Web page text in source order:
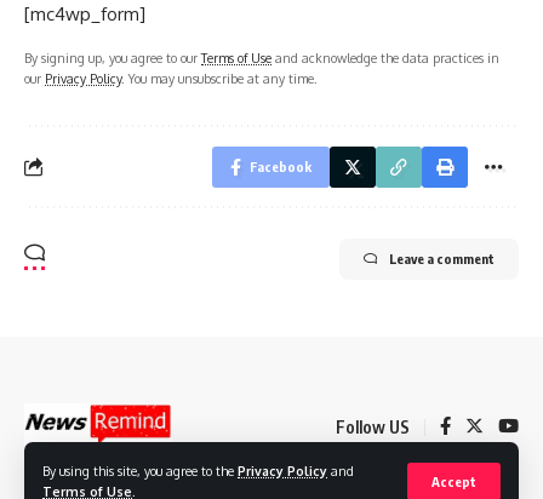
By using this site, you agree to the Privacy Policy and
Terms of Use
Accept
[mc4wp_form]
By signing up, you agree to ourTerms of Use and acknowledge the data practices in
our Privacy Policy. You may unsubscribe at any time.
Facebook
Leave a comment
Follow US